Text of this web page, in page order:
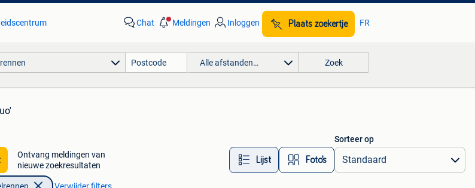
Chat Meldingen Inloggen Plaats zoekertje FR
Alle afstanden… Zoek
Ontvang meldingen van
nieuwe zoekresultaten
Lijst Foto’s
Sorteer op